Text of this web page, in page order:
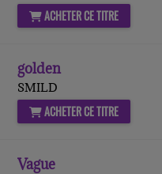
ACHETER CE TITRE
golden
SMILD
ACHETER CE TITRE
Vague